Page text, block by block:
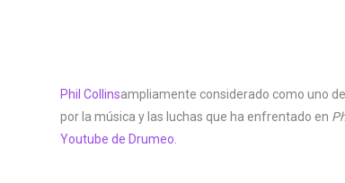
Phil Collinsampliamente considerado como uno
por la música y las luchas que ha enfrentado en
Youtube de Drumeo.